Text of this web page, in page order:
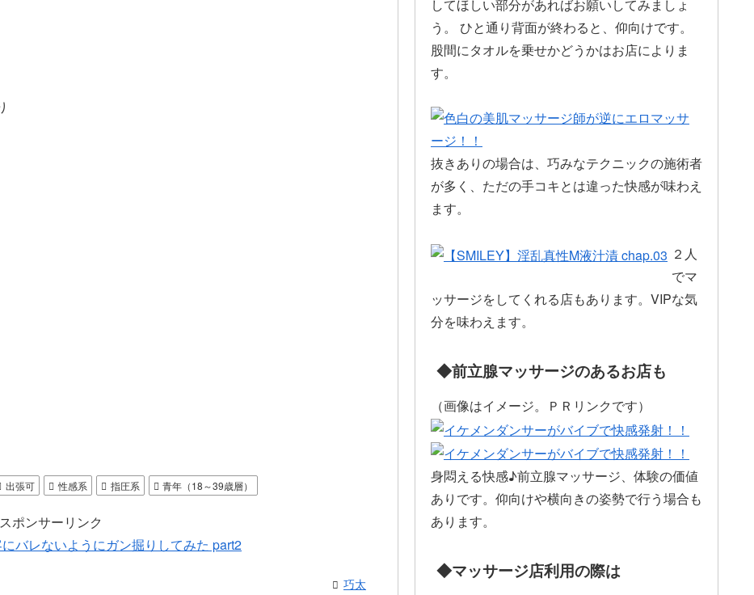
出張可 性感系 指圧系 青年（18～39歳層）
スポンサーリンク
巧太
してほしい部分があればお願いしてみましょ
う。 ひと通り背面が終わると、仰向けです。
股間にタオルを乗せかどうかはお店によりま
す。
抜きありの場合は、巧みなテクニックの施術者
が多く、ただの手コキとは違った快感が味わえ
ます。
２人
でマ
ッサージをしてくれる店もあります。VIPな気
分を味わえます。
◆前立腺マッサージのあるお店も
（画像はイメージ。ＰＲリンクです）
身悶える快感♪前立腺マッサージ、体験の価値
ありです。仰向けや横向きの姿勢で行う場合も
あります。
◆マッサージ店利用の際は